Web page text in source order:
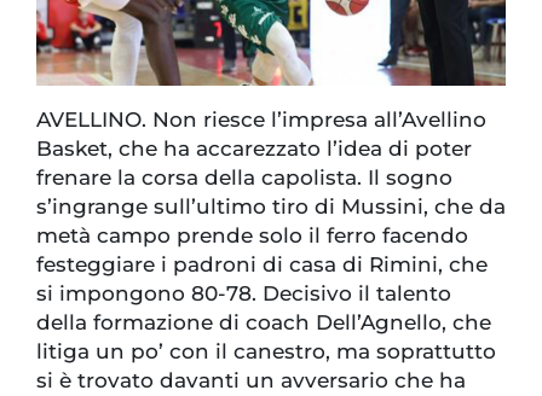
AVELLINO. Non riesce l’impresa all’Avellino
Basket, che ha accarezzato l’idea di poter
frenare la corsa della capolista. Il sogno
s’ingrange sull’ultimo tiro di Mussini, che da
metà campo prende solo il ferro facendo
festeggiare i padroni di casa di Rimini, che
si impongono 80-78. Decisivo il talento
della formazione di coach Dell’Agnello, che
litiga un po’ con il canestro, ma soprattutto
si è trovato davanti un avversario che ha